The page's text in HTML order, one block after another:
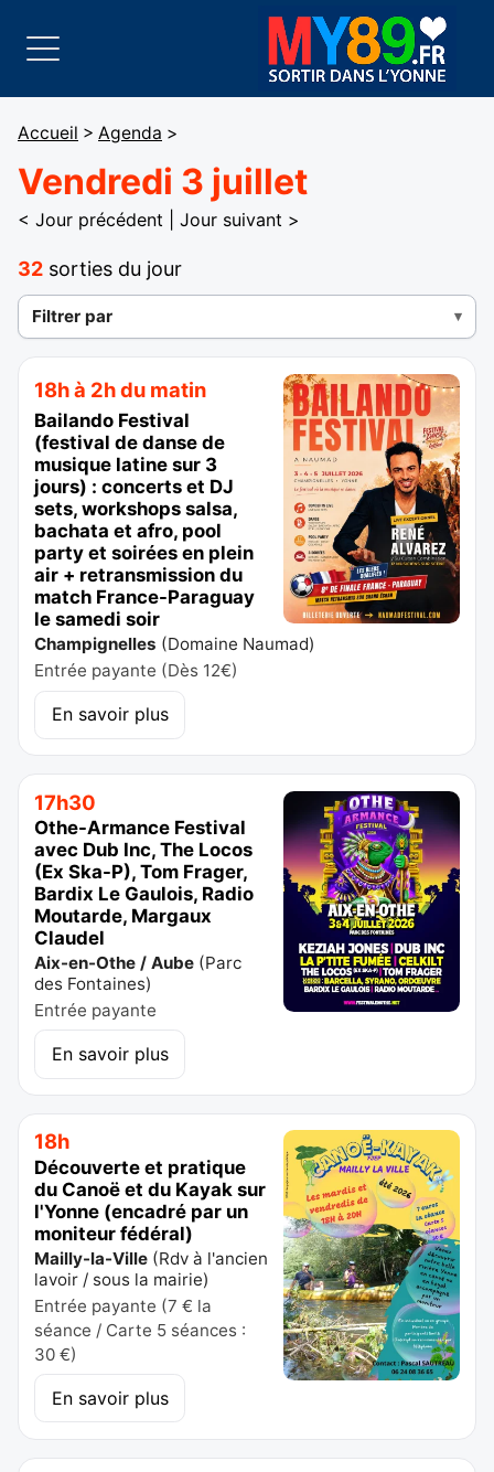
Accueil > Agenda >
Vendredi 3 juillet
< Jour précédent Jour suivant >
32 sorties du jour
Filtrer par
18h à 2h du matin
Bailando Festival
(festival de danse de
musique latine sur 3
jours) : concerts et DJ
sets, workshops salsa,
bachata et afro, pool
party et soirées en plein
air + retransmission du
match France-Paraguay
le samedi soir
Champignelles (Domaine Naumad)
Entrée payante (Dès 12€)
En savoir plus
17h30
Othe-Armance Festival
avec Dub Inc, The Locos
(Ex Ska-P), Tom Frager,
Bardix Le Gaulois, Radio
Moutarde, Margaux
Claudel
Aix-en-Othe / Aube (Parc
des Fontaines)
Entrée payante
En savoir plus
18h
Découverte et pratique
du Canoë et du Kayak sur
l'Yonne (encadré par un
moniteur fédéral)
Mailly-la-Ville (Rdv à l'ancien
lavoir / sous la mairie)
Entrée payante (7 € la
séance / Carte 5 séances :
30 €)
En savoir plus